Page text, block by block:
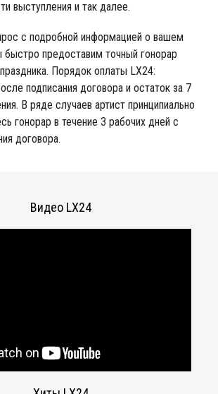
выступления и так далее.
с подробной информацией о вашем
предоставим точный гонорар
Порядок оплаты LX24:
подписания договора и остаток за 7
В ряде случаев артист принципиально
гонорар в течение 3 рабочих дней с
договора.
Видео LX24